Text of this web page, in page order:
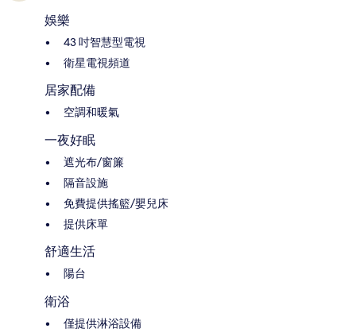
娛樂
43 吋智慧型電視
衛星電視頻道
居家配備
空調和暖氣
一夜好眠
遮光布/窗簾
隔音設施
免費提供搖籃/嬰兒床
提供床單
舒適生活
陽台
衛浴
僅提供淋浴設備